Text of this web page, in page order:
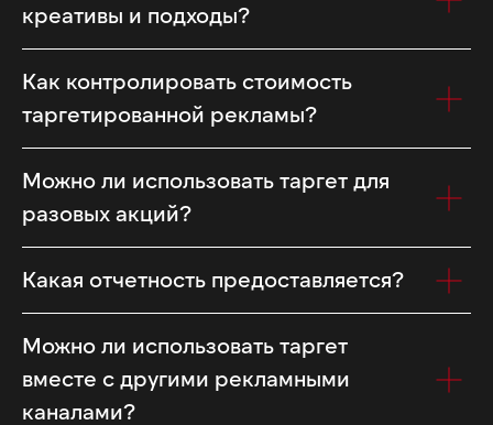
креативы и подходы?
Как контролировать стоимость
таргетированной рекламы?
Можно ли использовать таргет для
разовых акций?
Какая отчетность предоставляется?
Можно ли использовать таргет
вместе с другими рекламными
каналами?